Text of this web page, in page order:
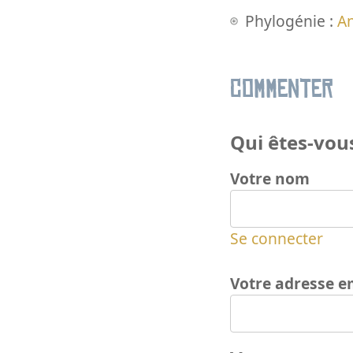
Phylogénie :
Commenter
Qui êtes-
Votre nom
Se connecter
Votre adresse